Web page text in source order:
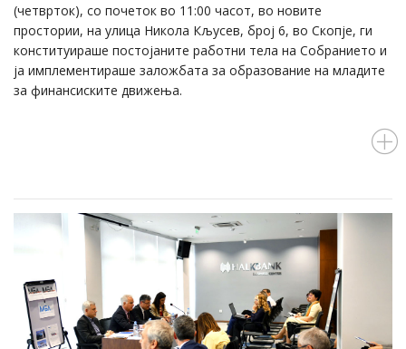
(четврток), со почеток во 11:00 часот, во новите
простории, на улица Никола Кљусев, број 6, во Скопје, ги
конституираше постојаните работни тела на Собранието и
ја имплементираше заложбата за образование на младите
за финансиските движења.